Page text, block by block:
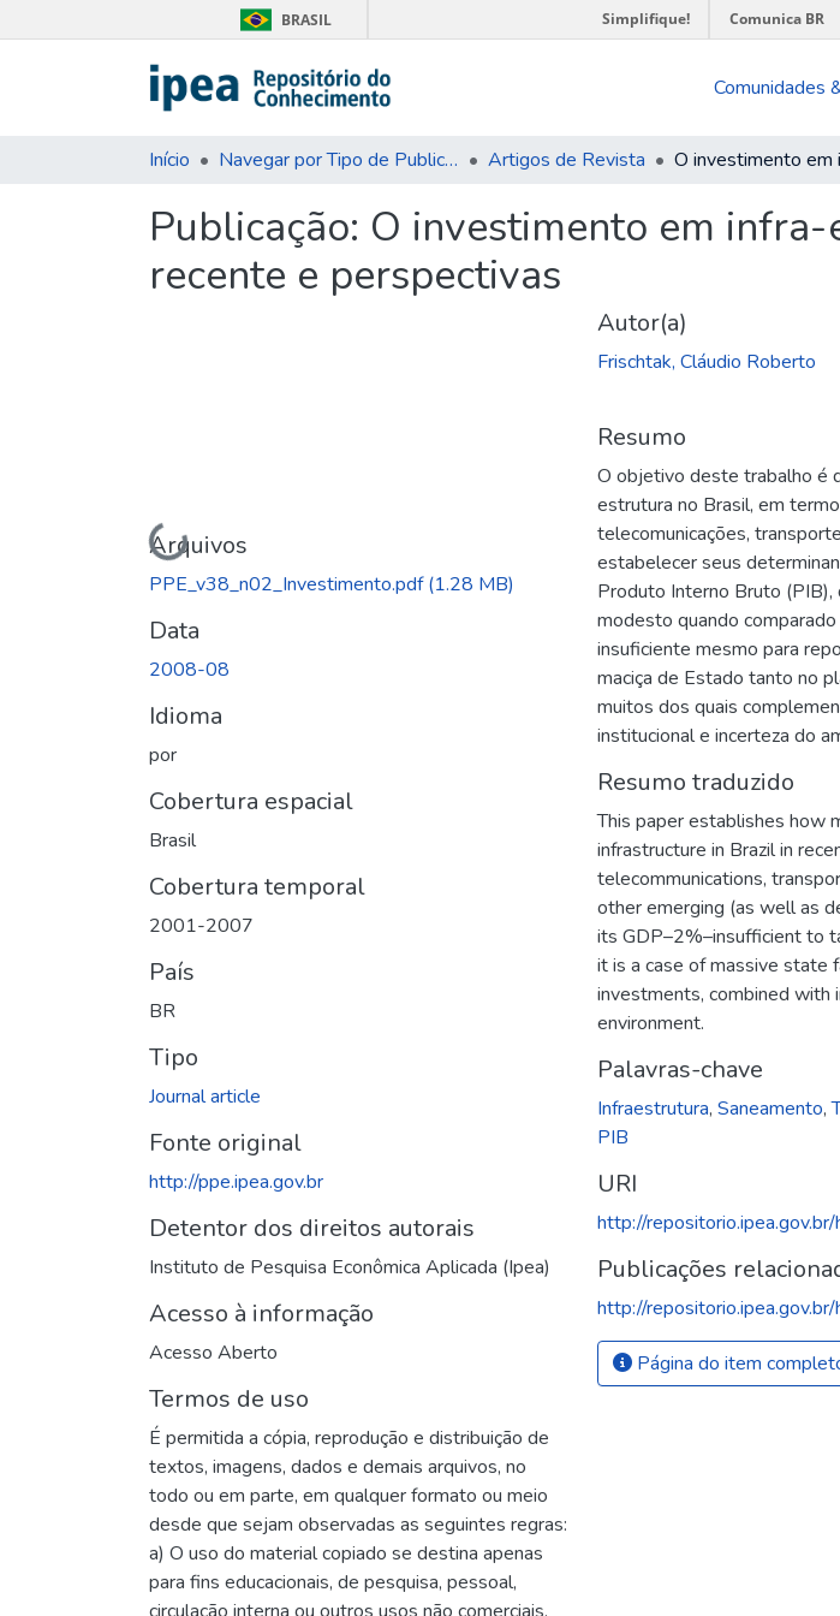
BRASIL Simplifique! Comunica BR
Comunidades
Início Navegar por Tipo de Publicação Artigos de Revista
Publicação: O investimento em
recente e perspectivas
Carregando...
Arquivos
PPE_v38_n02_Investimento.pdf(1.28 MB)
Data
2008-08
Idioma
por
Cobertura espacial
Brasil
Cobertura temporal
2001-2007
País
BR
Tipo
Journal article
Fonte original
http://ppe.ipea.gov.br
Detentor dos direitos autorais
Instituto de Pesquisa Econômica Aplicada (Ipea)
Acesso à informação
Acesso Aberto
Termos de uso
É permitida a cópia, reprodução e distribuição de
textos, imagens, dados e demais arquivos, no
todo ou em parte, em qualquer formato ou meio
desde que sejam observadas as seguintes regras:
a) O uso do material copiado se destina apenas
para fins educacionais, de pesquisa, pessoal,
Autor(a)
Frischtak, Cláudio Roberto
Resumo
O objetivo deste trabalho é
estrutura no Brasil, em
telecomunicações,
estabelecer seus
Produto Interno Bruto
modesto quando
insuficiente mesmo para
maciça de Estado tanto no
muitos dos quais
institucional e incerteza do
Resumo traduzido
This paper establishes how
infrastructure in Brazil in
telecommunications,
other emerging (as well as
its GDP–2%–insufficient to
it is a case of massive state
investments, combined
environment.
Palavras-chave
Infraestrutura,Saneamento,
PIB
URI
http://
Publicações
http://
Página do item